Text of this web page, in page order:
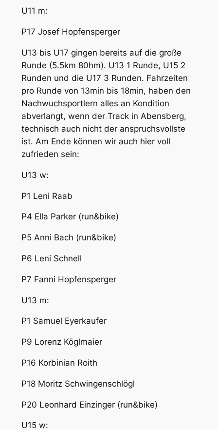
U11 m:
P17 Josef Hopfensperger
U13 bis U17 gingen bereits auf die große
Runde (5.5km 80hm). U13 1 Runde, U15 2
Runden und die U17 3 Runden. Fahrzeiten
pro Runde von 13min bis 18min, haben den
Nachwuchsportlern alles an Kondition
abverlangt, wenn der Track in Abensberg,
technisch auch nicht der anspruchsvollste
ist. Am Ende können wir auch hier voll
zufrieden sein:
U13 w:
P1 Leni Raab
P4 Ella Parker (run&bike)
P5 Anni Bach (run&bike)
P6 Leni Schnell
P7 Fanni Hopfensperger
U13 m:
P1 Samuel Eyerkaufer
P9 Lorenz Köglmaier
P16 Korbinian Roith
P18 Moritz Schwingenschlögl
P20 Leonhard Einzinger (run&bike)
U15 w: